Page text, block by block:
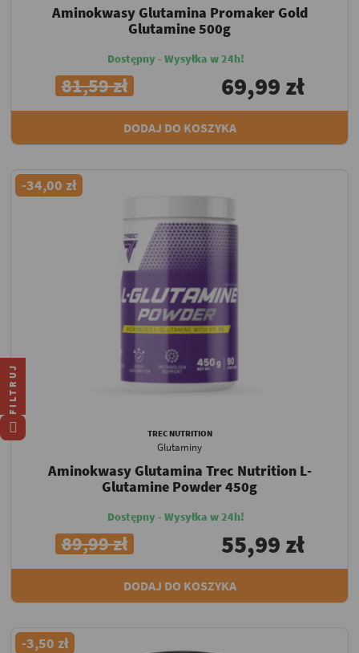
Aminokwasy Glutamina Promaker Gold
Glutamine 500g
Dostępny - Wysyłka w 24h!
81,59 zł 69,99 zł
DODAJ DO KOSZYKA
-34,00 zł
TREC NUTRITION
Glutaminy
Aminokwasy Glutamina Trec Nutrition L-
Glutamine Powder 450g
Dostępny - Wysyłka w 24h!
89,99 zł 55,99 zł
DODAJ DO KOSZYKA
-3,50 zł
FILTRUJ